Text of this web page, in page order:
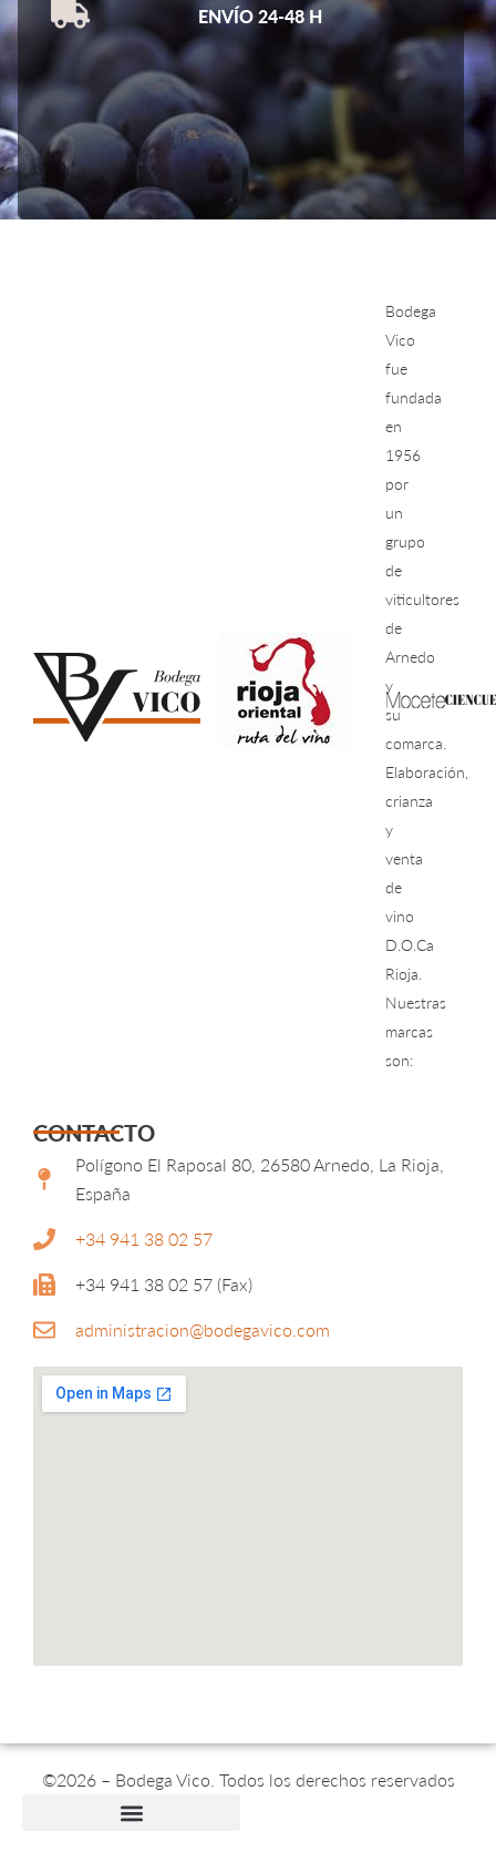
ENVÍO 24-48 H
Bodega
Vico
fue
fundada
en
1956
por
un
grupo
de
viticultores
de
Arnedo
y
su
comarca.
Elaboración,
crianza
y
venta
de
vino
D.O.Ca
Rioja.
Nuestras
marcas
son:
CONTACTO
Polígono El Raposal 80, 26580 Arnedo, La Rioja,
España
+34 941 38 02 57
+34 941 38 02 57 (Fax)
administracion@bodegavico.com
©2026 – Bodega Vico. Todos los derechos reservados